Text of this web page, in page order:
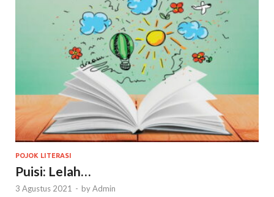
POJOK LITERASI
Puisi: Lelah…
3 Agustus 2021 - byAdmin